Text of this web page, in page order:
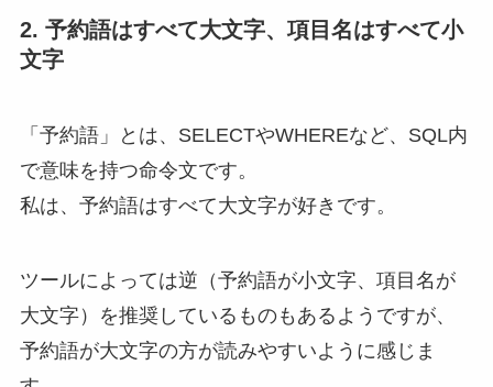
2. 予約語はすべて大文字、項目名はすべて小
文字
「予約語」とは、SELECTやWHEREなど、SQL内
で意味を持つ命令文です。
私は、予約語はすべて大文字が好きです。
ツールによっては逆（予約語が小文字、項目名が
大文字）を推奨しているものもあるようですが、
予約語が大文字の方が読みやすいように感じま